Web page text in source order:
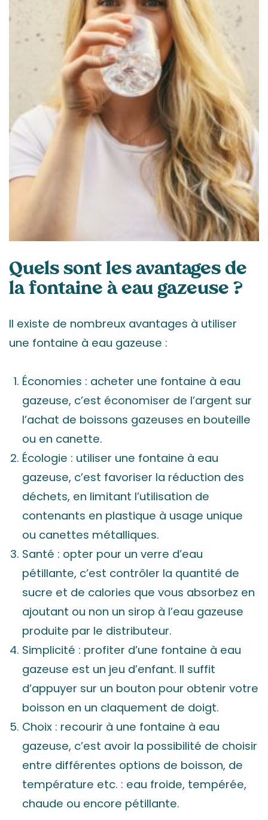
Quels sont les avantages de
la fontaine à eau gazeuse ?
Il existe de nombreux avantages à utiliser
une fontaine à eau gazeuse :
Économies : acheter une fontaine à eau
gazeuse, c’est économiser de l’argent sur
l’achat de boissons gazeuses en bouteille
ou en canette.
Écologie : utiliser une fontaine à eau
gazeuse, c’est favoriser la réduction des
déchets, en limitant l’utilisation de
contenants en plastique à usage unique
ou canettes métalliques.
Santé : opter pour un verre d’eau
pétillante, c’est contrôler la quantité de
sucre et de calories que vous absorbez en
ajoutant ou non un sirop à l’eau gazeuse
produite par le distributeur.
Simplicité : profiter d’une fontaine à eau
gazeuse est un jeu d’enfant. Il suffit
d’appuyer sur un bouton pour obtenir votre
boisson en un claquement de doigt.
Choix : recourir à une fontaine à eau
gazeuse, c’est avoir la possibilité de choisir
entre différentes options de boisson, de
température etc. : eau froide, tempérée,
chaude ou encore pétillante.